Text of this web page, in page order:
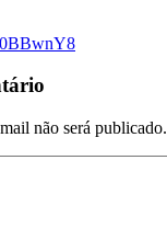
não será publicado.